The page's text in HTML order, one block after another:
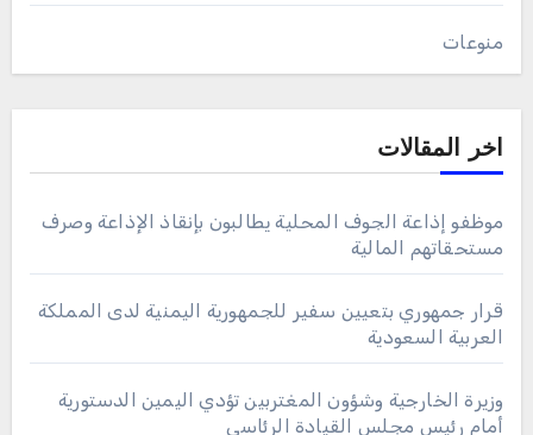
منوعات
اخر المقالات
موظفو إذاعة الجوف المحلية يطالبون بإنقاذ الإذاعة وصرف
مستحقاتهم المالية
قرار جمهوري بتعيين سفير للجمهورية اليمنية لدى المملكة
العربية السعودية
وزيرة الخارجية وشؤون المغتربين تؤدي اليمين الدستورية
أمام رئيس مجلس القيادة الرئاسي